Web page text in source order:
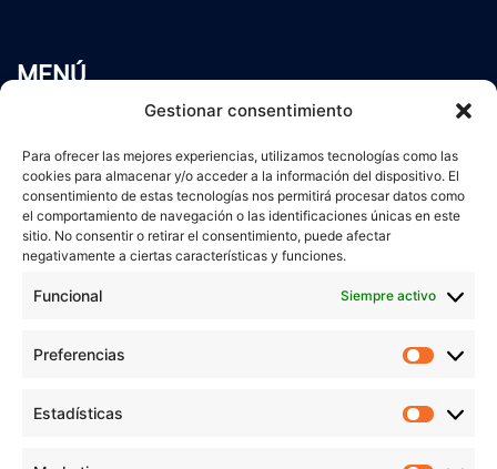
Gestionar consentimiento
Para ofrecer las mejores experiencias, utilizamos tecnologías como las
cookies para almacenar y/o acceder a la información del dispositivo. El
consentimiento de estas tecnologías nos permitirá procesar datos como
el comportamiento de navegación o las identificaciones únicas en este
sitio. No consentir o retirar el consentimiento, puede afectar
negativamente a ciertas características y funciones.
Funcional Siempre activo
Preferencias
Estadísticas
MENÚ
Servicios
Blog
Contacto
Aviso Legal
Política de cookies
veronicaruiz.es
está bajo